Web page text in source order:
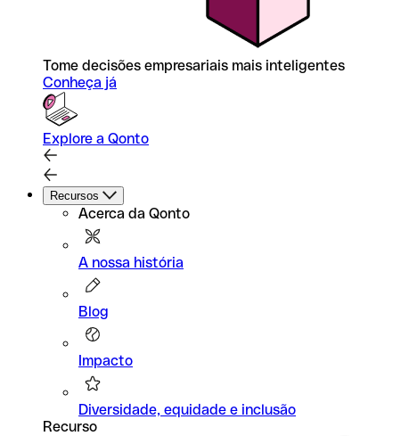
Tome decisões empresariais mais inteligentes
Conheça já
Explore a Qonto
Recursos
Acerca da Qonto
A nossa história
Blog
Impacto
Diversidade, equidade e inclusão
Recurso